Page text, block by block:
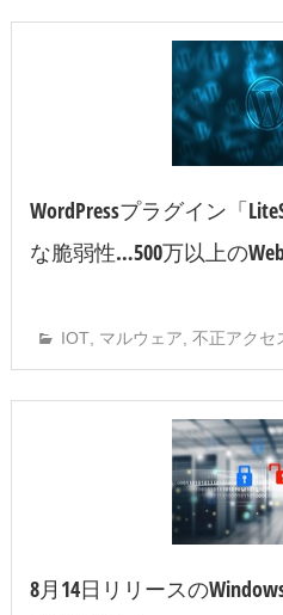
WordPressプラグイン「
な脆弱性…500万以上の
IOT マルウェア ,不正アクセ
8月14日リリースの